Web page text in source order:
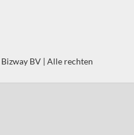
Bizway BV | Alle rechten